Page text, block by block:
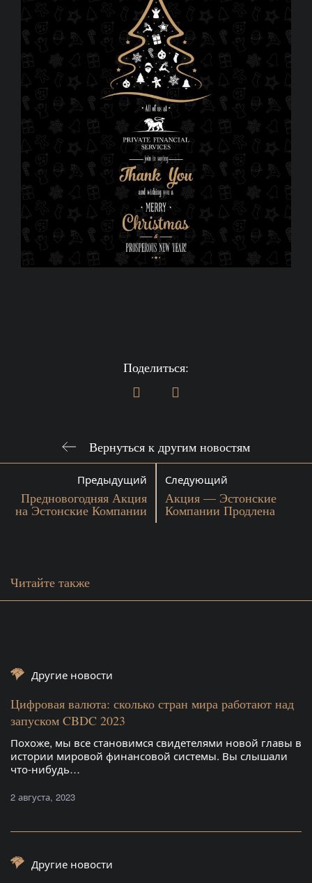
Вернуться к другим новостям
Поделиться:
Предыдущий
Предновогодняя Акция
на Эстонские Компании
Следующий
Акция — Эстонские
Компании Продлена
Читайте также
Другие новости
Цифровая валюта: сколько стран мира работают над
запуском CBDC 2023
Похоже, мы все становимся свидетелями новой главы в
истории мировой финансовой системы. Вы слышали
что-нибудь…
2 августа, 2023
Другие новости